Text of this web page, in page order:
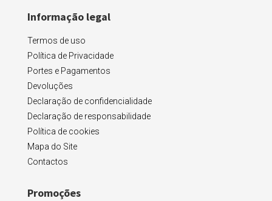
Informação legal
Termos de uso
Política de Privacidade
Portes e Pagamentos
Devoluções
Declaração de confidencialidade
Declaração de responsabilidade
Política de cookies
Mapa do Site
Contactos
Promoções